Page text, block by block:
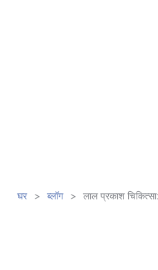
लाल
घर > ब्लॉग > लाल प्रकाश